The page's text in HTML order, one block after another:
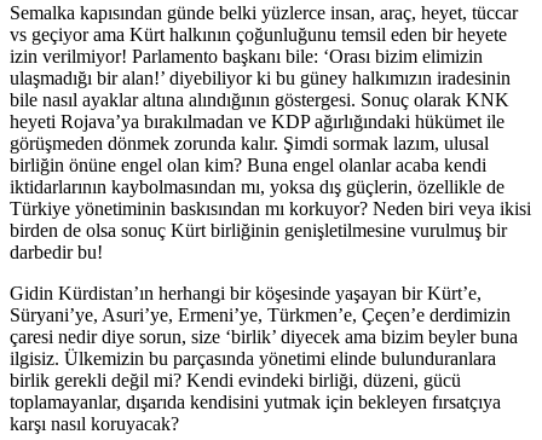
Semalka kapısından günde belki yüzlerce insan, araç, heyet, tüccar
vs geçiyor ama Kürt halkının çoğunluğunu temsil eden bir heyete
izin verilmiyor! Parlamento başkanı bile: ‘Orası bizim elimizin
ulaşmadığı bir alan!’ diyebiliyor ki bu güney halkımızın iradesinin
bile nasıl ayaklar altına alındığının göstergesi. Sonuç olarak KNK
heyeti Rojava’ya bırakılmadan ve KDP ağırlığındaki hükümet ile
görüşmeden dönmek zorunda kalır. Şimdi sormak lazım, ulusal
birliğin önüne engel olan kim? Buna engel olanlar acaba kendi
iktidarlarının kaybolmasından mı, yoksa dış güçlerin, özellikle de
Türkiye yönetiminin baskısından mı korkuyor? Neden biri veya ikisi
birden de olsa sonuç Kürt birliğinin genişletilmesine vurulmuş bir
darbedir bu!
Gidin Kürdistan’ın herhangi bir köşesinde yaşayan bir Kürt’e,
Süryani’ye, Asuri’ye, Ermeni’ye, Türkmen’e, Çeçen’e derdimizin
çaresi nedir diye sorun, size ‘birlik’ diyecek ama bizim beyler buna
ilgisiz. Ülkemizin bu parçasında yönetimi elinde bulunduranlara
birlik gerekli değil mi? Kendi evindeki birliği, düzeni, gücü
toplamayanlar, dışarıda kendisini yutmak için bekleyen fırsatçıya
karşı nasıl koruyacak?